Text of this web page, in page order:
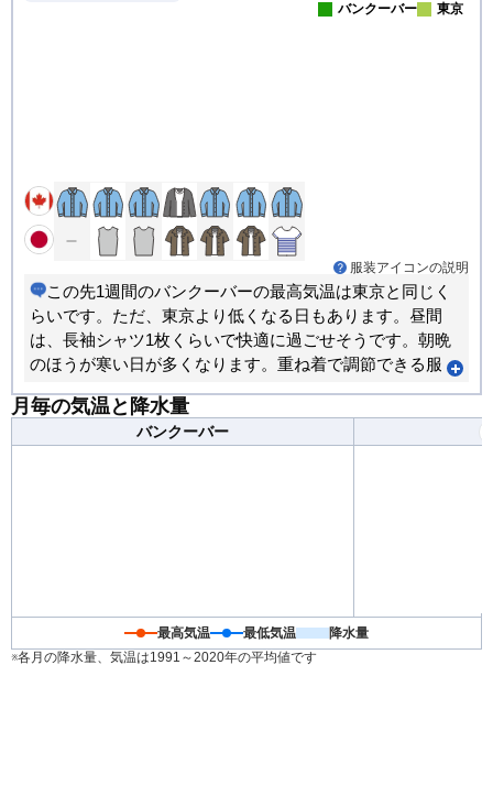
バンクーバー 東京
服装アイコンの説明
この先1週間のバンクーバーの最高気温は東京と同じく
らいです。ただ、東京より低くなる日もあります。昼間
は、長袖シャツ1枚くらいで快適に過ごせそうです。朝晩
のほうが寒い日が多くなります。重ね着で調節できる服
月毎の気温と降水量
バンクーバー
最高気温 最低気温
降水量
※各月の降水量、気温は1991～2020年の平均値です